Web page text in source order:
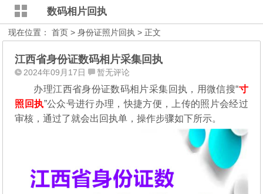
数码相片回执
现在位置：首页 >身份证照片回执 > 正文
江西省身份证数码相片采集回执
2024年09月17日 暂无评论
办理江西省身份证数码相片采集回执，用微信搜“寸
照回执”公众号进行办理，快捷方便，上传的照片会经过
审核，通过了就会出回执单，操作步骤如下所示。